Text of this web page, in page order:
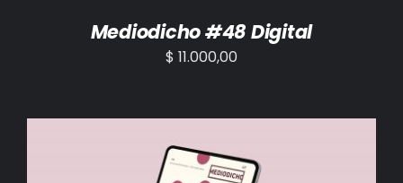
Mediodicho #48 Digital
$ 11.000,00